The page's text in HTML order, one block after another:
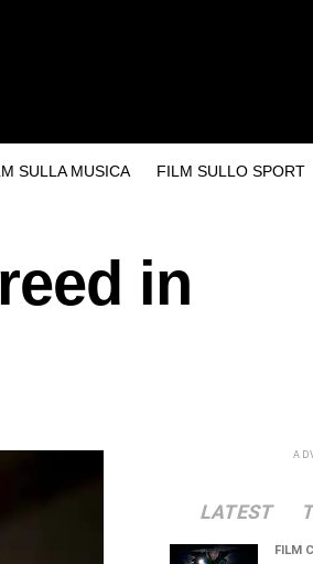
SULLA MUSICA FILM SULLO SPORT
in
LATEST
FILM